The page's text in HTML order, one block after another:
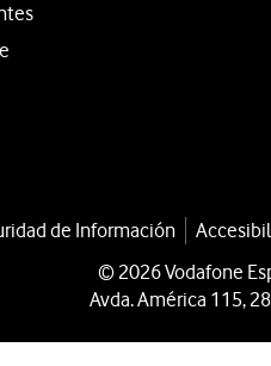
de Información
© 2026 Vodafone
Avda. América 115,